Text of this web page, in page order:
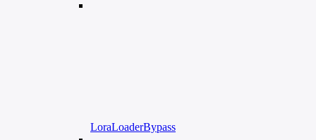
LoraLoaderBypass